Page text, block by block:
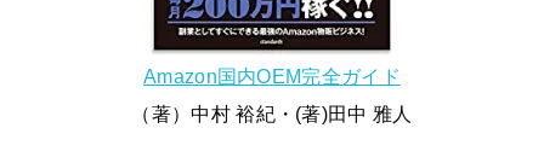
Amazon国内OEM完全ガイド
（著）中村 裕紀・(著)田中 雅人